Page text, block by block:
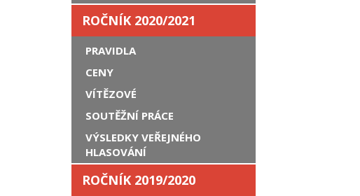
ROČNÍK 2020/2021
PRAVIDLA
CENY
VÍTĚZOVÉ
SOUTĚŽNÍ PRÁCE
VÝSLEDKY VEŘEJNÉHO
HLASOVÁNÍ
ROČNÍK 2019/2020